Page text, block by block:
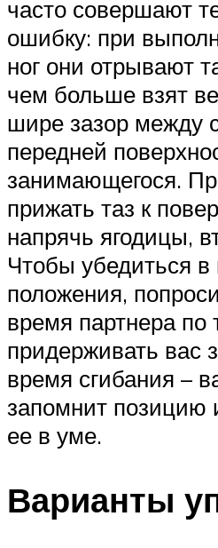
часто совершают
ошибку: при
ног они отрывают
чем больше взят
шире зазор между
передней
занимающегося.
прижать таз к
напрячь ягодицы,
Чтобы убедиться в
положения,
время партнера по
придерживать вас
время сгибания –
запомнит позицию
ее в уме.
Варианты